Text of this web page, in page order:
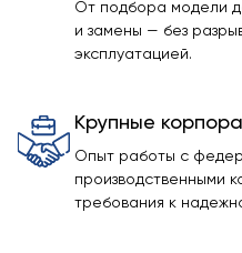
От подбора модели
и замены — без
эксплуатацией.
Крупные
Опыт работы с
производственными
требования к